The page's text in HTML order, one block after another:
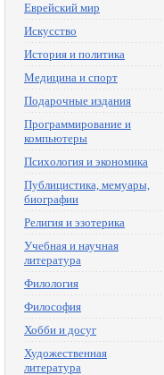
Еврейский мир
Искусство
История и политика
Медицина и спорт
Подарочные издания
Программирование и
компьютеры
Психология и экономика
Публицистика, мемуары,
биографии
Религия и эзотерика
Учебная и научная
литература
Филология
Философия
Хобби и досуг
Художественная
литература